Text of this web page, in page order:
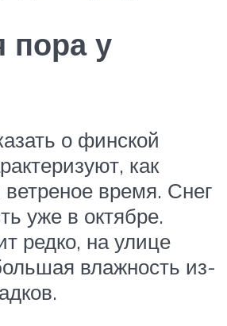
пора у
о финской
как
время. Снег
уже в октябре.
редко, на улице
влажность из-